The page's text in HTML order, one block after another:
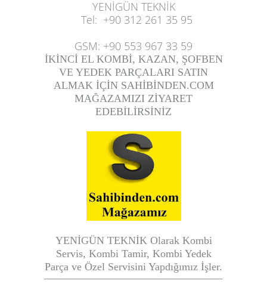
YENİGÜN TEKNİK
Tel: +90 312 261 35 95
GSM: +90 553 967 33 59
İKİNCİ EL KOMBİ, KAZAN, ŞOFBEN
VE YEDEK PARÇALARI SATIN
ALMAK İÇİN SAHİBİNDEN.COM
MAĞAZAMIZI ZİYARET
EDEBİLİRSİNİZ
YENİGÜN TEKNİK Olarak Kombi
Servis, Kombi Tamir, Kombi Yedek
Parça ve Özel Servisini Yapdığımız İşler.